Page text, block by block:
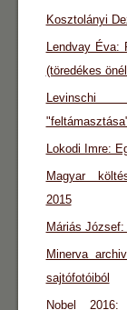
Kosztolányi
Lendvay Éva:
(töredékes
Lokodi Imre:
Magyar
2015
Máriás
Minerva
sajtófotóiból
Nobel